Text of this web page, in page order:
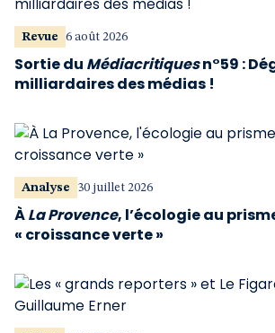
Revue 6 août 2026
Sortie du Médiacritiquesn°59 :
milliardaires des médias !
Analyse 30 juillet 2026
ÀLa Provence, l’écologie au
« croissance verte »